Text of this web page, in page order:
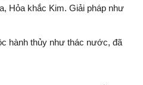
Hỏa khắc Kim. Giải pháp như
hành thủy như thác nước, đã